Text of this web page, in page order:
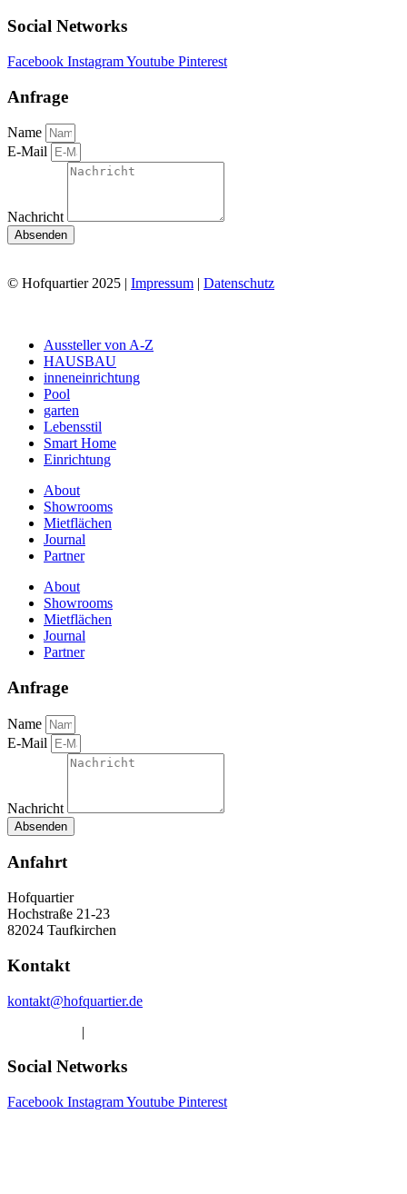
Social Networks
Facebook InstagramYoutube Pinterest
Anfrage
Name
E-Mail
Nachricht
Absenden
© Hofquartier 2025 | Impressum | Datenschutz
Main
Menu
Aussteller von A-Z
HAUSBAU
inneneinrichtung
Pool
garten
Lebensstil
Smart Home
Einrichtung
About
Showrooms
Mietflächen
Journal
Partner
About
Showrooms
Mietflächen
Journal
Partner
Anfrage
Name
E-Mail
Nachricht
Absenden
Anfahrt
Hofquartier
Hochstraße 21-23
82024 Taufkirchen
Kontakt
kontakt@hofquartier.de
|
Social Networks
Facebook InstagramYoutube Pinterest